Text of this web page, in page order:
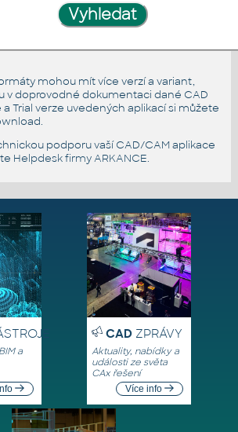
mohou mít více verzí a variant,
v doprovodné dokumentaci dané CAD
Trial verze uvedených aplikací si můžete
podporu vaší CAD/CAM aplikace
Helpdesk firmy ARKANCE.
a
CADZPRÁVY
Aktuality, nabídky a
události ze světa
CAx řešení
Více info